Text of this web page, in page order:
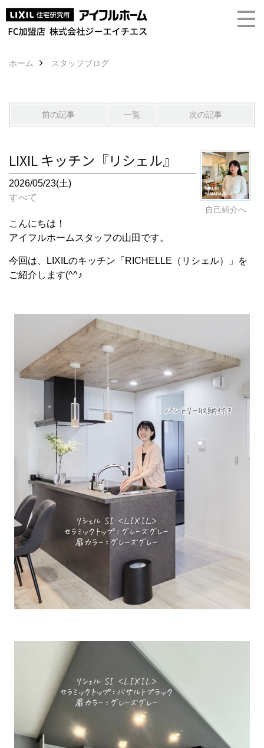
ホーム スタッフブログ
前の記事 一覧 次の記事
自己紹介へ
LIXIL キッチン『リシェル』
2026/05/23(土)
すべて
こんにちは！
アイフルホームスタッフの山田です。
今回は、LIXILのキッチン「RICHELLE（リシェル）」を
ご紹介します(^^♪